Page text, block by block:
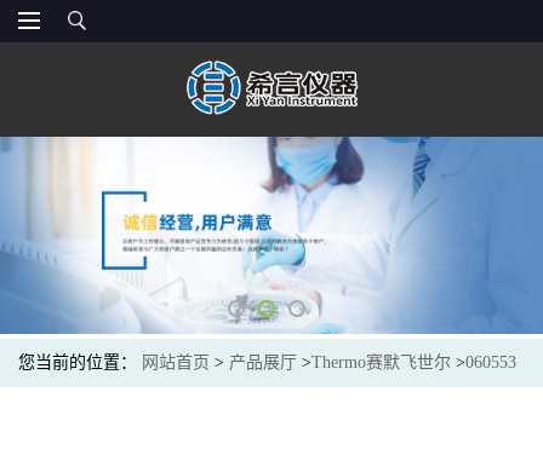
您当前的位置： 网站首页 > 产品展厅 >Thermo赛默飞世尔 >060553